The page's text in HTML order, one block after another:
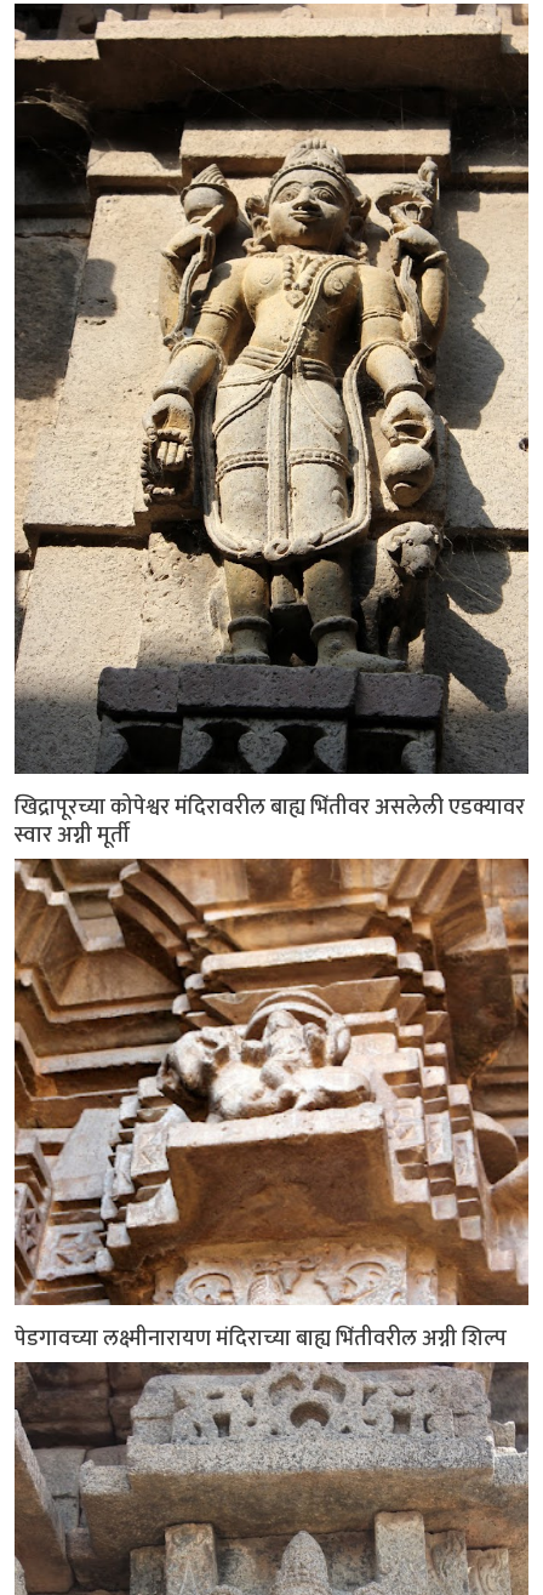
खिद्रापूरच्या कोपेश्वर मंदिरावरील बाह्य भिंतीवर असलेली एडक्यावर
स्वार अग्नी मूर्ती
पेडगावच्या लक्ष्मीनारायण मंदिराच्या बाह्य भिंतीवरील अग्नी शिल्प